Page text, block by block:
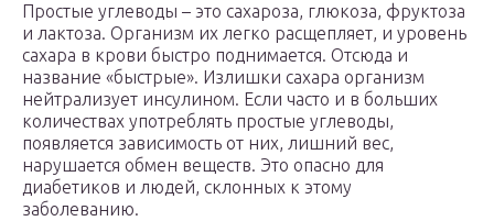
Простые углеводы – это сахароза, глюкоза, фруктоза
и лактоза. Организм их легко расщепляет, и уровень
сахара в крови быстро поднимается. Отсюда и
название «быстрые». Излишки сахара организм
нейтрализует инсулином. Если часто и в больших
количествах употреблять простые углеводы,
появляется зависимость от них, лишний вес,
нарушается обмен веществ. Это опасно для
диабетиков и людей, склонных к этому
заболеванию.